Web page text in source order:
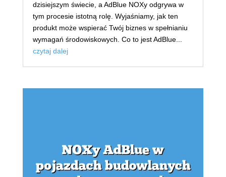
dzisiejszym świecie, a AdBlue NOXy odgrywa w
tym procesie istotną rolę. Wyjaśniamy, jak ten
produkt może wspierać Twój biznes w spełnianiu
wymagań środowiskowych. Co to jest AdBlue...
czytaj dalej